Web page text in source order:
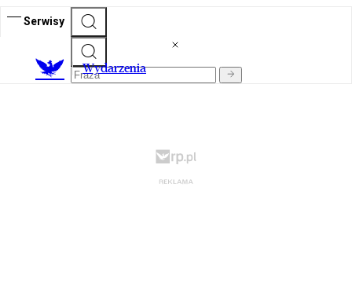
Serwisy
Wydarzenia